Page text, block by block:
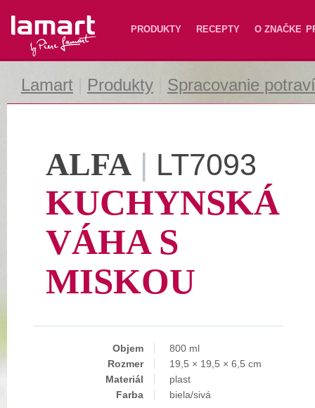
Lamart PRODUKTY RECEPTY O ZNAČKE
Lamart Produkty Spracovanie
ALFA | LT7093
KUCHYNSKÁ
VÁHA S
MISKOU
Objem
800 ml
Rozmer
19,5 × 19,5 × 6,5 cm
Materiál
plast
Farba
biela/sivá